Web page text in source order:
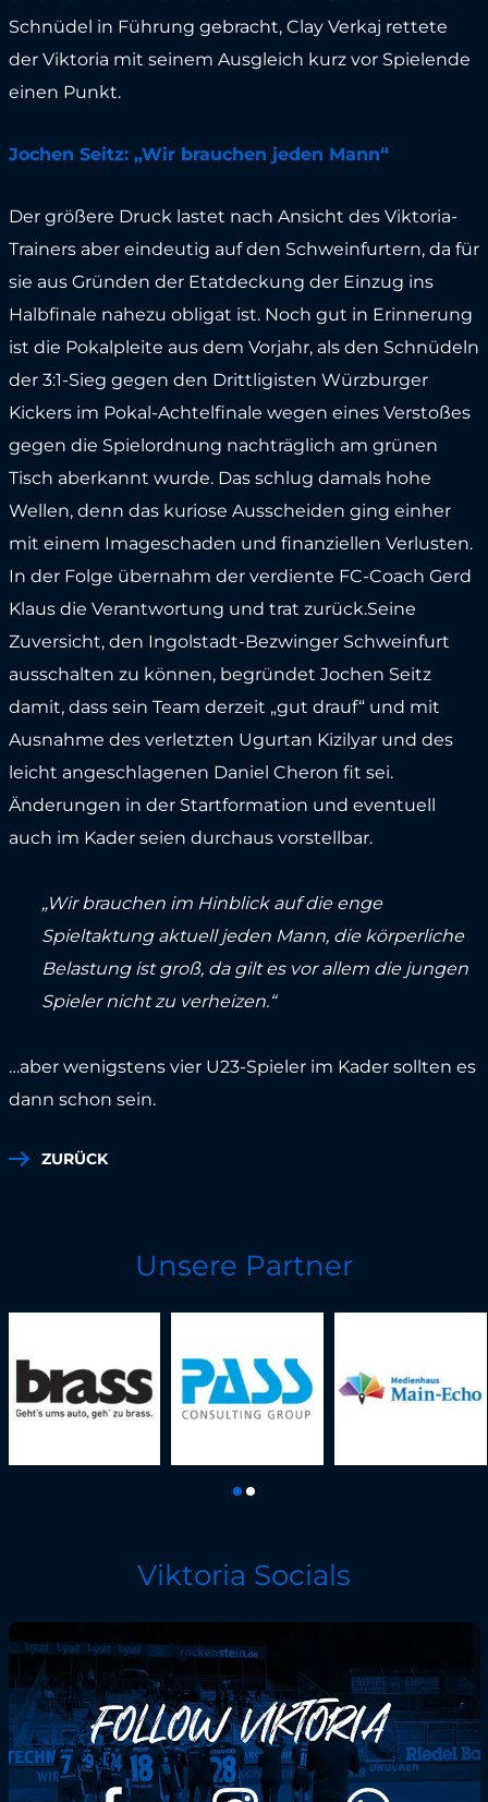
Schnüdel in Führung gebracht, Clay Verkaj rettete
der Viktoria mit seinem Ausgleich kurz vor Spielende
einen Punkt.
Jochen Seitz: „Wir brauchen jeden Mann“
Der größere Druck lastet nach Ansicht des Viktoria-
Trainers aber eindeutig auf den Schweinfurtern, da für
sie aus Gründen der Etatdeckung der Einzug ins
Halbfinale nahezu obligat ist. Noch gut in Erinnerung
ist die Pokalpleite aus dem Vorjahr, als den Schnüdeln
der 3:1-Sieg gegen den Drittligisten Würzburger
Kickers im Pokal-Achtelfinale wegen eines Verstoßes
gegen die Spielordnung nachträglich am grünen
Tisch aberkannt wurde. Das schlug damals hohe
Wellen, denn das kuriose Ausscheiden ging einher
mit einem Imageschaden und finanziellen Verlusten.
In der Folge übernahm der verdiente FC-Coach Gerd
Klaus die Verantwortung und trat zurück.Seine
Zuversicht, den Ingolstadt-Bezwinger Schweinfurt
ausschalten zu können, begründet Jochen Seitz
damit, dass sein Team derzeit „gut drauf“ und mit
Ausnahme des verletzten Ugurtan Kizilyar und des
leicht angeschlagenen Daniel Cheron fit sei.
Änderungen in der Startformation und eventuell
auch im Kader seien durchaus vorstellbar.
„Wir brauchen im Hinblick auf die enge
Spieltaktung aktuell jeden Mann, die körperliche
Belastung ist groß, da gilt es vor allem die jungen
Spieler nicht zu verheizen.“
…aber wenigstens vier U23-Spieler im Kader sollten es
dann schon sein.
ZURÜCK
Unsere Partner
Viktoria Socials